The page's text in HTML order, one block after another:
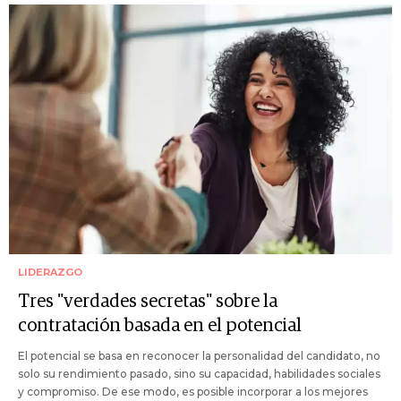
LIDERAZGO
Tres "verdades secretas" sobre la
contratación basada en el potencial
El potencial se basa en reconocer la personalidad del candidato, no
solo su rendimiento pasado, sino su capacidad, habilidades sociales
y compromiso. De ese modo, es posible incorporar a los mejores